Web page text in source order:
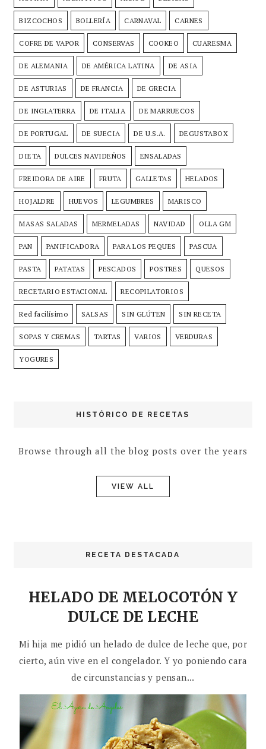
BIZCOCHOS BOLLERÍA CARNAVAL CARNES
COFRE DE VAPOR CONSERVAS COOKEO CUARESMA
DE ALEMANIA DE AMÉRICA LATINA DE ASIA
DE ASTURIAS DE FRANCIA DE GRECIA
DE INGLATERRA DE ITALIA DE MARRUECOS
DE PORTUGAL DE SUECIA DE U.S.A. DEGUSTABOX
DIETA DULCES NAVIDEÑOS ENSALADAS
FREIDORA DE AIRE FRUTA GALLETAS HELADOS
HOJALDRE HUEVOS LEGUMBRES MARISCO
MASAS SALADAS MERMELADAS NAVIDAD OLLA GM
PAN PANIFICADORA PARA LOS PEQUES PASCUA
PASTA PATATAS PESCADOS POSTRES QUESOS
RECETARIO ESTACIONAL RECOPILATORIOS
Red facilísimo SALSAS SIN GLÚTEN SIN RECETA
SOPAS Y CREMAS TARTAS VARIOS VERDURAS
YOGURES
HISTÓRICO DE RECETAS
Browse through all the blog posts over the years
VIEW ALL
RECETA DESTACADA
HELADO DE MELOCOTÓN Y
DULCE DE LECHE
Mi hija me pidió un helado de dulce de leche que, por
cierto, aún vive en el congelador. Y yo poniendo cara
de circunstancias y pensan...